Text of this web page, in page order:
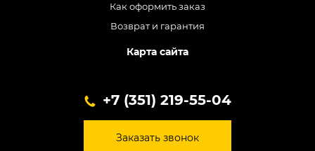
Как оформить заказ
Возврат и гарантия
Карта сайта
+7 (351) 219-55-04
Заказать звонок